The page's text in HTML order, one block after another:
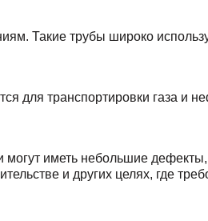
Такие трубы широко
для транспортировки газа и
могут иметь небольшие дефекты,
и других целях, где